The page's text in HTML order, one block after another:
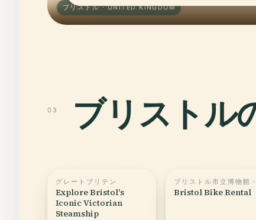
ブリストル · UNITED KINGDOM
03 ブリストル
グレートブリテン
Explore Bristol's
Iconic Victorian
Steamship
Bristol Bike Rental